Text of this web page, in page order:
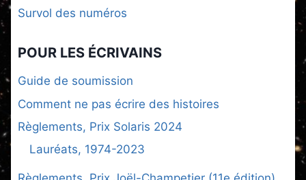
Survol des numéros
POUR LES ÉCRIVAINS
Guide de soumission
Comment ne pas écrire des histoires
Règlements, Prix Solaris 2024
Lauréats, 1974-2023